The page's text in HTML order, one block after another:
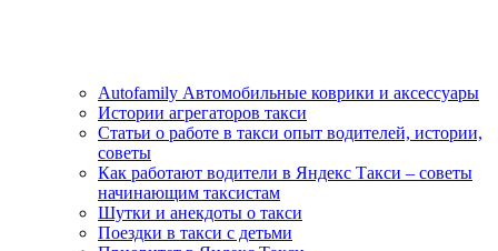
Autofamily Автомобильные коврики и аксессуары
Истории агрегаторов такси
Статьи о работе в такси опыт водителей, истории,
советы
Как работают водители в Яндекс Такси – советы
начинающим таксистам
Шутки и анекдоты о такси
Поездки в такси с детьми